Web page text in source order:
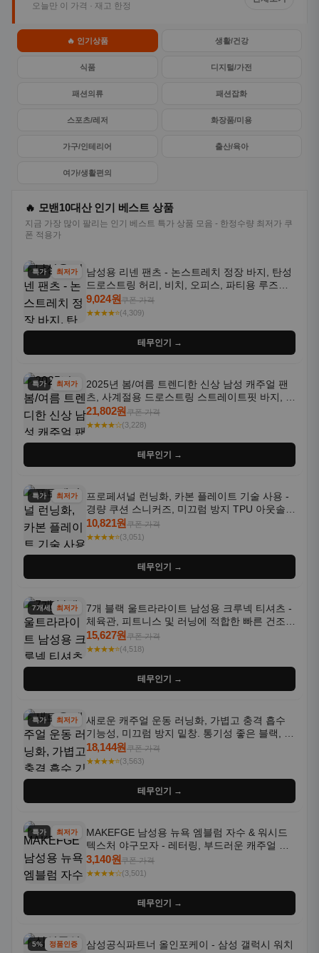
오늘만 이 가격 · 재고 한정
🔥 인기상품 생활/건강
식품 디지털/가전
패션의류 패션잡화
스포츠/레저 화장품/미용
가구/인테리어 출산/육아
여가/생활편의
🔥 모밴10대산 인기 베스트 상품
지금 가장 많이 팔리는 인기 베스트 특가 상품 모음 - 한정수량 최저가 쿠
폰 적용가
특가 최저가
남성용 리넨 팬츠 - 논스트레치 정장 바지, 탄성
드로스트링 허리, 비치, 오피스, 파티용 루즈핏
트라우저 - 세탁기 사용 가능한 캐주얼 정장 의
상
9,024원쿠폰 가격
★★★★⭐(4,309)
테무인기 →
특가 최저가
2025년 봄/여름 트렌디한 신상 남성 캐주얼 팬
츠, 사계절용 드로스트링 스트레이트핏 바지, 한
국 스타일, 활용도 높은 아웃도어 및 정장용, 발
목 바지
21,802원쿠폰 가격
★★★★☆(3,228)
테무인기 →
특가 최저가
프로페셔널 런닝화, 카본 플레이트 기술 사용 -
경량 쿠션 스니커즈, 미끄럼 방지 TPU 아웃솔,
통기성 화이트-퍼플 그라데이션, 헬스, 트레이
닝 - 남성용, 여성용, 모든 계절에 적합
10,821원쿠폰 가격
★★★★⭐(3,051)
테무인기 →
7개세트최저가
7개 블랙 울트라라이트 남성용 크루넥 티셔츠 -
체육관, 피트니스 및 러닝에 적합한 빠른 건조,
통기성 좋은 수분 흡수 반팔 운동복
15,627원쿠폰 가격
★★★★⭐(4,518)
테무인기 →
특가 최저가
새로운 캐주얼 운동 러닝화, 가볍고 충격 흡수
기능성, 미끄럼 방지 밑창. 통기성 좋은 블랙, 화
이트, 퍼플 그라데이션 색상
18,144원쿠폰 가격
★★★★⭐(3,563)
테무인기 →
특가 최저가
MAKEFGE 남성용 뉴욕 엠블럼 자수 & 워시드
텍스처 야구모자 - 레터링, 부드러운 캐주얼 모
자, NYC 스타일
3,140원쿠폰 가격
★★★★☆(3,501)
테무인기 →
5% 할인정품인증
삼성공식파트너 올인포케이 - 삼성 갤럭시 워치